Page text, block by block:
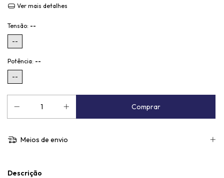
Ver mais detalhes
Tensão: --
--
Potência: --
--
Meios de envio
Descrição